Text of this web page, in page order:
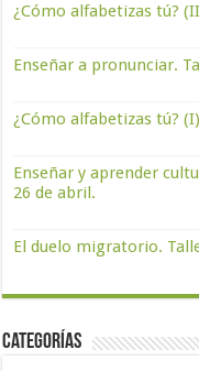
¿Cómo alfabetizas tú?
Enseñar a pronunciar.
¿Cómo alfabetizas tú?
Enseñar y aprender
26 de abril.
El duelo migratorio.
Categorías